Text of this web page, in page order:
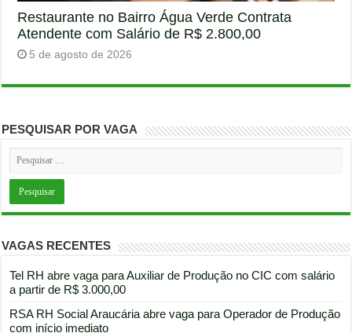
Restaurante no Bairro Água Verde Contrata
Atendente com Salário de R$ 2.800,00
5 de agosto de 2026
PESQUISAR POR VAGA
VAGAS RECENTES
Tel RH abre vaga para Auxiliar de Produção no CIC com salário
a partir de R$ 3.000,00
RSA RH Social Araucária abre vaga para Operador de Produção
com início imediato